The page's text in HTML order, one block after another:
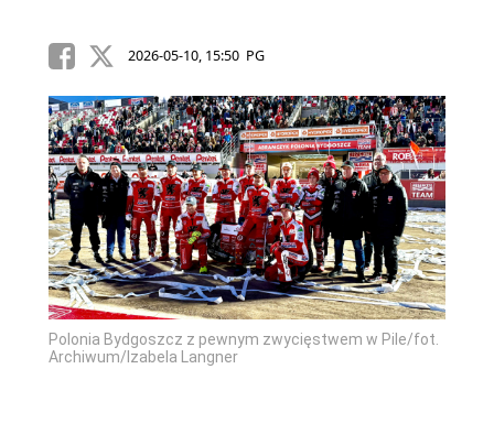
2026-05-10, 15:50 PG
Polonia Bydgoszcz z pewnym zwycięstwem w Pile/fot.
Archiwum/Izabela Langner